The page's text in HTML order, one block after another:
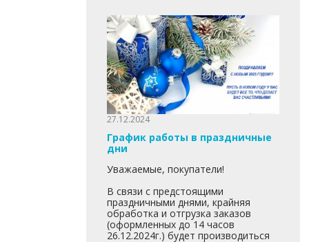
27.12.2024
График работы в праздничные
дни
Уважаемые, покупатели!
В связи с предстоящими
праздничными днями, крайняя
обработка и отгрузка заказов
(оформленных до 14 часов
26.12.2024г.) будет производиться